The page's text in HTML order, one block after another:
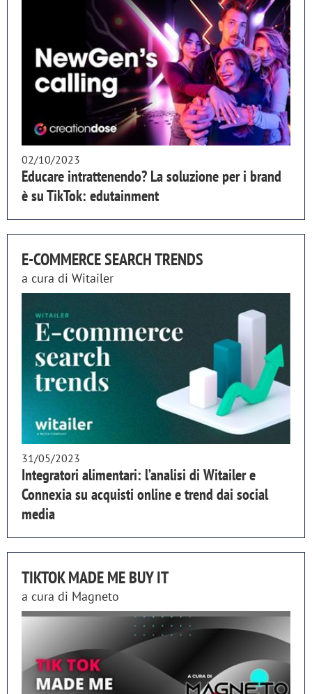
02/10/2023
Educare intrattenendo? La soluzione per i brand
è su TikTok: edutainment
E-COMMERCE SEARCH TRENDS
a cura di Witailer
31/05/2023
Integratori alimentari: l’analisi di Witailer e
Connexia su acquisti online e trend dai social
media
TIKTOK MADE ME BUY IT
a cura di Magneto